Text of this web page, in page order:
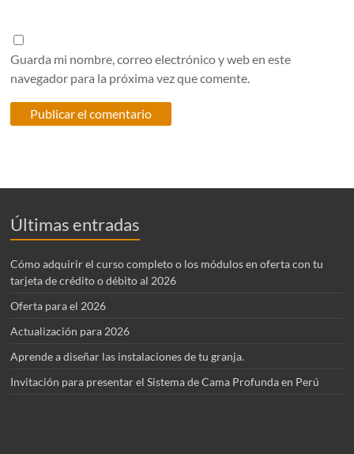
Guarda mi nombre, correo electrónico y web en este
navegador para la próxima vez que comente.
Últimas entradas
Cómo adquirir el curso completo o los módulos en oferta con tu
tarjeta de crédito o débito al 2026
Oferta para el 2026
Actualización para 2026
Aprende a diseñar las instalaciones de tu granja.
Invitación para presentar el Sistema de Cama Profunda en Perú